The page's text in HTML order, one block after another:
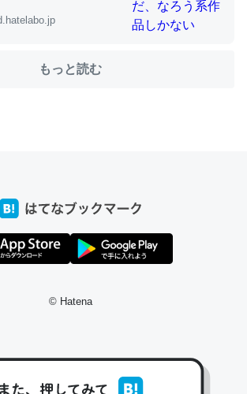
ト環境作ったけどAlexaしか使わないので
らいだった遠方の父67歳と僕。ITツール導入で
もっと読む
© Hatena